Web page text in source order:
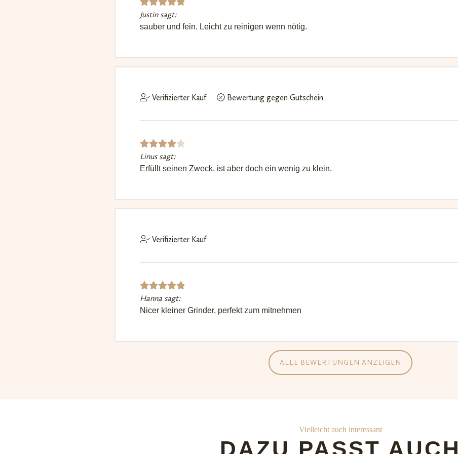
Bewerte
t mit5
Justin sagt:
sauber und fein. Leicht zu reinigen wenn nötig.
Verifizierter Kauf Bewertung gegen Gutschein
Bewert
et mit
Linus sagt:
Erfüllt seinen Zweck, ist aber doch ein wenig zu klein.
Verifizierter Kauf
Bewerte
t mit5
Hanna sagt:
Nicer kleiner Grinder, perfekt zum mitnehmen
ALLE BEWERTUNGEN ANZEIGEN
Vielleicht auch interessant
DAZU PASST AUCH